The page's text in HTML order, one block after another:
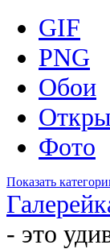
GIF
PNG
Обои
Фото
Показать
- это